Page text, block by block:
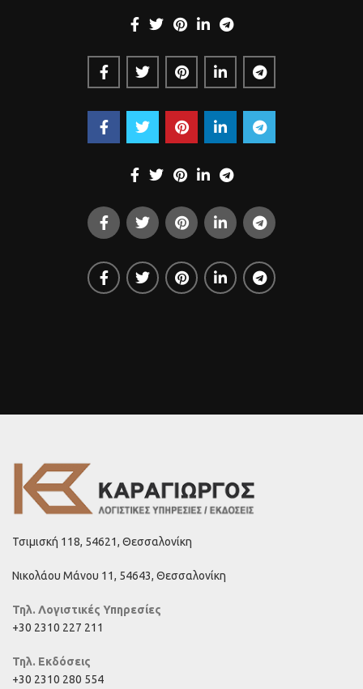
Τσιμισκή 118, 54621, Θεσσαλονίκη
Νικολάου Μάνου 11, 54643, Θεσσαλονίκη
Τηλ. Λογιστικές Υπηρεσίες
+30 2310 227 211
Τηλ. Εκδόσεις
+30 2310 280 554